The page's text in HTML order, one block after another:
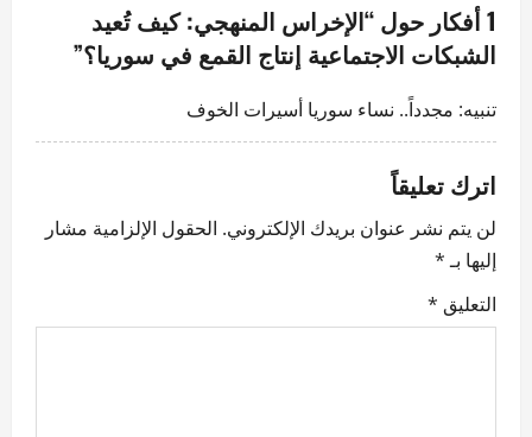
i
g
a
t
i
o
n
1 أفكار حول “
الإخراس المنهجي: كيف تُعيد
الشبكات الاجتماعية إنتاج القمع في سوريا؟”
تنبيه: مجدداً.. نساء سوريا أسيرات الخوف
اترك تعليقاً
لن يتم نشر عنوان بريدك الإلكتروني. الحقول الإلزامية مشار
إليها بـ*
التعليق *